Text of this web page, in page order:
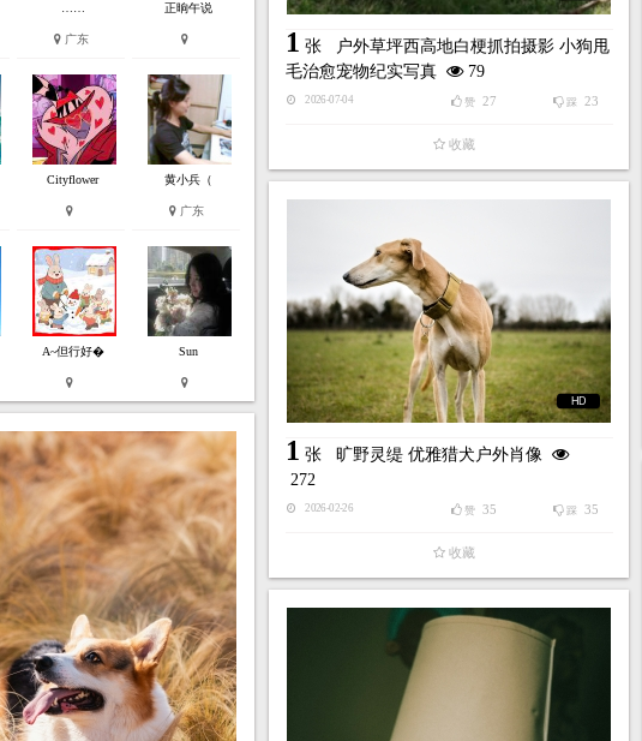
广东
正晌午说
Cityflower 黄小兵（
广东
A~但行好� Sun
1 张
户外草坪西高地白梗抓拍摄影 小狗甩
毛治愈宠物纪实写真
79
2026-07-04 踩 23
赞 27
收藏
HD
1 张 旷野灵缇 优雅猎犬户外肖像
272
2026-02-26 踩 35
赞 35
收藏